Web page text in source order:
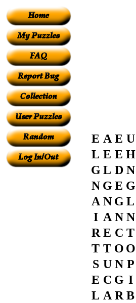
E A E U
L E E H
G L D N
N G E G
A N G L
I A N N
R E C T
T T O O
S U N P
E C G I
L A R B